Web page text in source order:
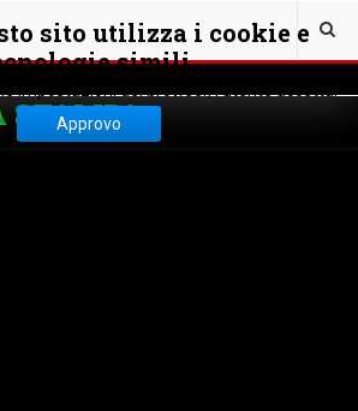
sito utilizza i cookie e
simili.
Approvo
STAMPA